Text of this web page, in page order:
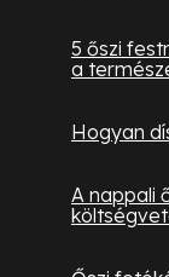
5 őszi
a
Hogyan
A nappali